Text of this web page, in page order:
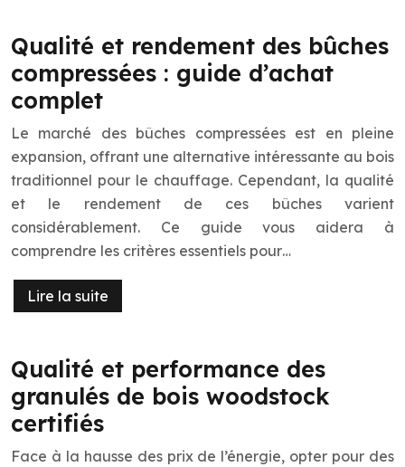
Qualité et rendement des bûches
compressées : guide d’achat
complet
Le marché des bûches compressées est en pleine
expansion, offrant une alternative intéressante au bois
traditionnel pour le chauffage. Cependant, la qualité
et le rendement de ces bûches varient
considérablement. Ce guide vous aidera à
comprendre les critères essentiels pour…
Lire la suite
Qualité et performance des
granulés de bois woodstock
certifiés
Face à la hausse des prix de l’énergie, opter pour des